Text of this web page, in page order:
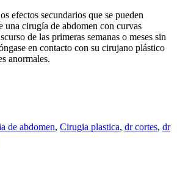
efectos secundarios que se pueden
una cirugía de abdomen con curvas
de las primeras semanas o meses sin
en contacto con su cirujano plástico
anormales.
de abdomen, Cirugia plastica, dr cortes, dr